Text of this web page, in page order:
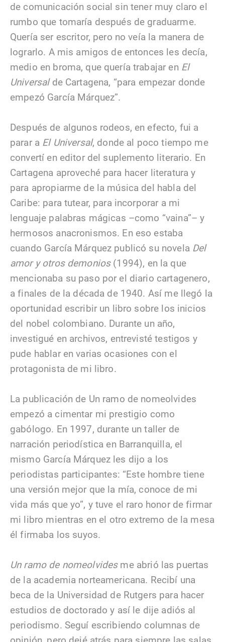
de comunicación social sin tener muy claro el
rumbo que tomaría después de graduarme.
Quería ser escritor, pero no veía la manera de
lograrlo. A mis amigos de entonces les decía,
medio en broma, que quería trabajar en El
Universalde Cartagena, “para empezar donde
empezó García Márquez”.
Después de algunos rodeos, en efecto, fui a
parar a El Universal, donde al poco tiempo me
convertí en editor del suplemento literario. En
Cartagena aproveché para hacer literatura y
para apropiarme de la música del habla del
Caribe: para tutear, para incorporar a mi
lenguaje palabras mágicas –como “vaina”– y
hermosos anacronismos. En eso estaba
cuando García Márquez publicó su novela Del
amor y otros demonios(1994), en la que
mencionaba su paso por el diario cartagenero,
a finales de la década de 1940. Así me llegó la
oportunidad escribir un libro sobre los inicios
del nobel colombiano. Durante un año,
investigué en archivos, entrevisté testigos y
pude hablar en varias ocasiones con el
protagonista de mi libro.
La publicación de Un ramo de nomeolvides
empezó a cimentar mi prestigio como
gabólogo. En 1997, durante un taller de
narración periodística en Barranquilla, el
mismo García Márquez les dijo a los
periodistas participantes: “Este hombre tiene
una versión mejor que la mía, conoce de mi
vida más que yo”, y tuve el raro honor de firmar
mi libro mientras en el otro extremo de la mesa
él firmaba los suyos.
Un ramo de nomeolvidesme abrió las puertas
de la academia norteamericana. Recibí una
beca de la Universidad de Rutgers para hacer
estudios de doctorado y así le dije adiós al
periodismo. Seguí escribiendo columnas de